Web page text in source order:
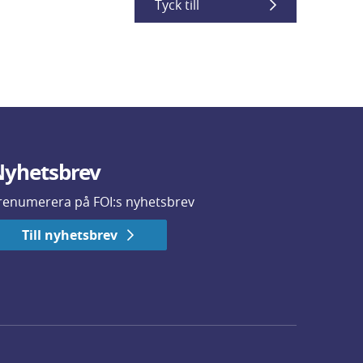
Tyck till
på FOI:s nyhetsbrev
Till nyhetsbrev